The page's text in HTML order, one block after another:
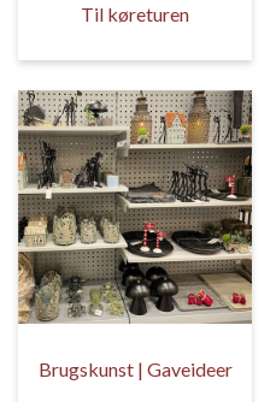
Til køreturen
Brugskunst | Gaveideer